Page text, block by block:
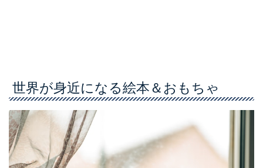
世界が身近になる絵本＆おもちゃ